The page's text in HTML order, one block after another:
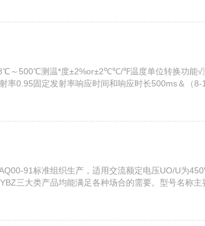
～500℃测温*度±2%or±2℃℃/℉温度单位转换功能√
率0.95固定发射率响应时间和响应时长500ms＆
91标准组织生产，适用交流额定电压UO/U为
三大类产品均能满足各种场合的需要。型号名称